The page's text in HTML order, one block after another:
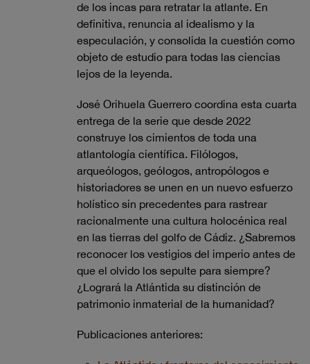
de los incas para retratar la atlante. En
definitiva, renuncia al idealismo y la
especulación, y consolida la cuestión como
objeto de estudio para todas las ciencias
lejos de la leyenda.
José Orihuela Guerrero coordina esta cuarta
entrega de la serie que desde 2022
construye los cimientos de toda una
atlantología científica. Filólogos,
arqueólogos, geólogos, antropólogos e
historiadores se unen en un nuevo esfuerzo
holístico sin precedentes para rastrear
racionalmente una cultura holocénica real
en las tierras del golfo de Cádiz. ¿Sabremos
reconocer los vestigios del imperio antes de
que el olvido los sepulte para siempre?
¿Logrará la Atlántida su distinción de
patrimonio inmaterial de la humanidad?
Publicaciones anteriores: